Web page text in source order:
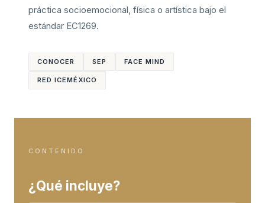
práctica socioemocional, física o artística bajo el
estándar EC1269.
CONOCER SEP FACE MIND
RED ICEMÉXICO
CONTENIDO
¿Qué incluye?